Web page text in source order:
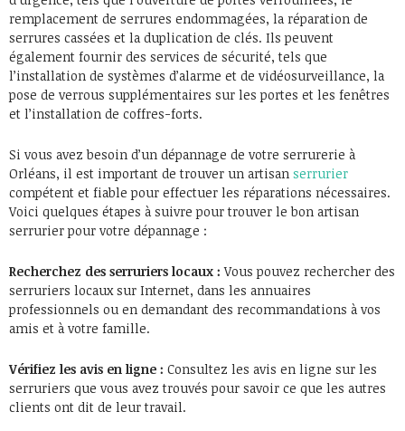
remplacement de serrures endommagées, la réparation de
serrures cassées et la duplication de clés. Ils peuvent
également fournir des services de sécurité, tels que
l’installation de systèmes d’alarme et de vidéosurveillance, la
pose de verrous supplémentaires sur les portes et les fenêtres
et l’installation de coffres-forts.
Si vous avez besoin d’un dépannage de votre serrurerie à
Orléans, il est important de trouver un artisan serrurier
compétent et fiable pour effectuer les réparations nécessaires.
Voici quelques étapes à suivre pour trouver le bon artisan
serrurier pour votre dépannage :
Recherchez des serruriers locaux : Vous pouvez rechercher des
serruriers locaux sur Internet, dans les annuaires
professionnels ou en demandant des recommandations à vos
amis et à votre famille.
Vérifiez les avis en ligne : Consultez les avis en ligne sur les
serruriers que vous avez trouvés pour savoir ce que les autres
clients ont dit de leur travail.